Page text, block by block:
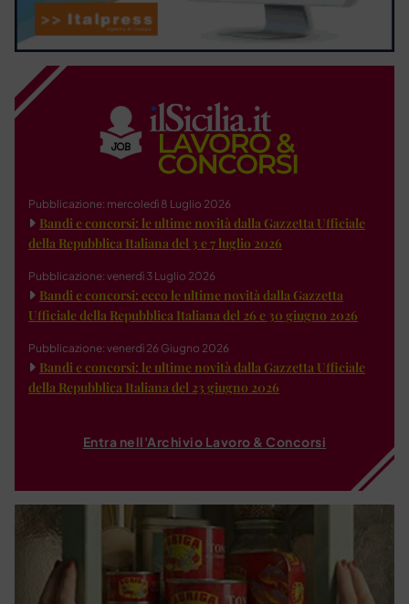
Pubblicazione: mercoledì 8 Luglio 2026
Bandi e concorsi: le ultime novità dalla Gazzetta Ufficiale
della Repubblica Italiana del 3 e 7 luglio 2026
Pubblicazione: venerdì 3 Luglio 2026
Bandi e concorsi: ecco le ultime novità dalla Gazzetta
Ufficiale della Repubblica Italiana del 26 e 30 giugno 2026
Pubblicazione: venerdì 26 Giugno 2026
Bandi e concorsi: le ultime novità dalla Gazzetta Ufficiale
della Repubblica Italiana del 23 giugno 2026
Entra nell'Archivio Lavoro & Concorsi